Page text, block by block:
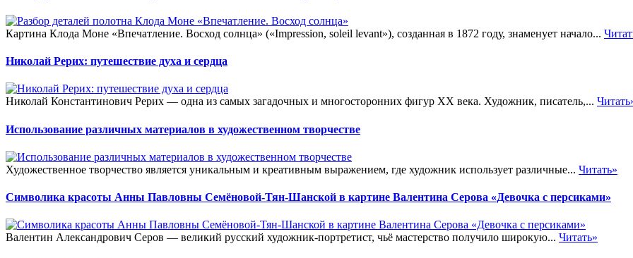
Картина Клода Моне «Впечатление. Восход солнца» («Impression, soleil levant»), созданная в 1872 году, знаменует начало...
Николай Рерих: путешествие духа и сердца
Николай Константинович Рерих — одна из самых загадочных и многосторонних фигур XX века. Художник, писатель,...
Использование различных материалов в художественном творчестве
Художественное творчество является уникальным и креативным выражением, где художник использует различные... Читать»
Символика красоты Анны Павловны Семёновой-Тян-Шанской в картине Валентина Серова «Девочка с персиками»
Валентин Александрович Серов — великий русский художник-портретист, чьё мастерство получило широкую... Читать»